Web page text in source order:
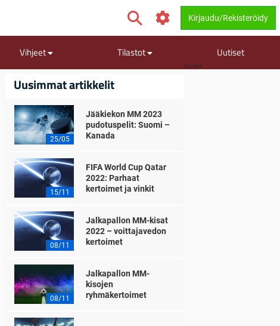
Kirjaudu/Rekisteröidy
Vihjeet Tilastot Uutiset
MAINOS
Uusimmat artikkelit
25/05
Jääkiekon MM 2023
pudotuspelit: Suomi –
Kanada
15/11
FIFA World Cup Qatar
2022: Parhaat
kertoimet ja vinkit
08/11
Jalkapallon MM-kisat
2022 – voittajavedon
kertoimet
08/11
Jalkapallon MM-
kisojen
ryhmäkertoimet